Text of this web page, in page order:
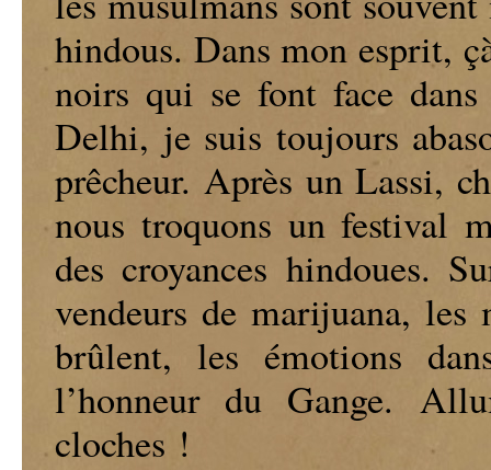
hindous. Dans mon esprit,
noirs qui se font face
Delhi, je suis toujours
prêcheur. Après un Lassi,
nous troquons un festival
des croyances hindoues.
vendeurs de marijuana, les
brûlent, les émotions
l’honneur du Gange.
cloches !